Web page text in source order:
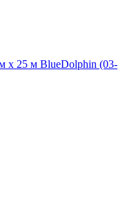
х 25 м BlueDolphin (03-